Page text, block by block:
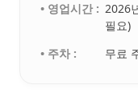
• 영업시간 : 2026
필요)
• 주차 :
무료